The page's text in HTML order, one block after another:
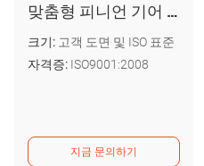
맞춤형 피니언 기어 변속기 부품 스퍼 기어
크기: 고객 도면 및 ISO 표준
자격증: ISO9001:2008
지금 문의하기